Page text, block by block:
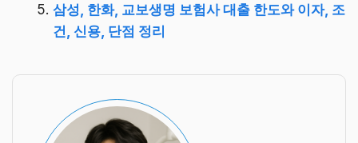
삼성, 한화, 교보생명 보험사 대출 한도와 이자, 조
건, 신용, 단점 정리